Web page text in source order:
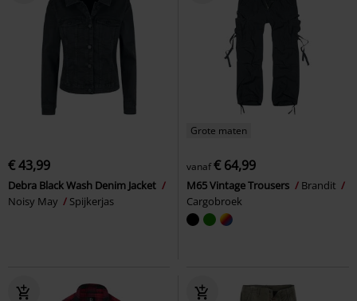
€ 43,99
Debra Black Wash Denim Jacket
Noisy May
Spijkerjas
Grote maten
vanaf€ 64,99
M65 Vintage Trousers
Brandit
Cargobroek